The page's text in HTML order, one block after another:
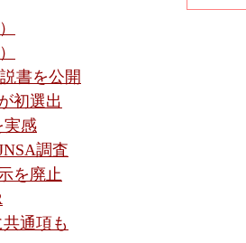
書を公開
初選出
実感
調査
を廃止
通項も